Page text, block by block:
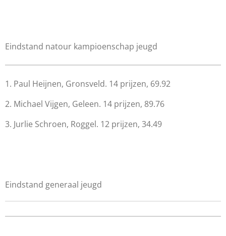
Eindstand natour kampioenschap jeugd
1. Paul Heijnen, Gronsveld. 14 prijzen, 69.92
2. Michael Vijgen, Geleen. 14 prijzen, 89.76
3. Jurlie Schroen, Roggel. 12 prijzen, 34.49
Eindstand generaal jeugd